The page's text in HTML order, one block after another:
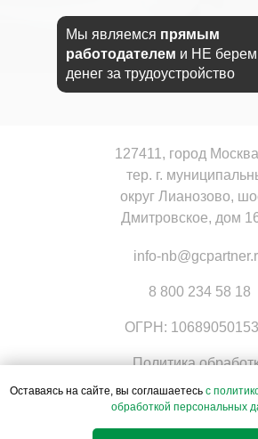
Мы являемся прямым
работодателем и НЕ берем
денег за трудоустройство
127411, город
тер. г.
округ Лианозово,
Дмитровское, дом
8 800 234 58 18
info-
ОГРН:
Политика
персональных
Оставаясь на сайте, вы соглашаетесь с
обработкой персональных